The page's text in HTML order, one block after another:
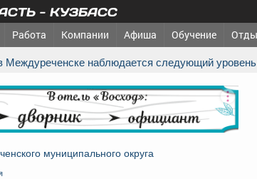
- КУЗБАСС
Работа Компании Афиша Обучение
Междуреченске наблюдается следующий
муниципального округа